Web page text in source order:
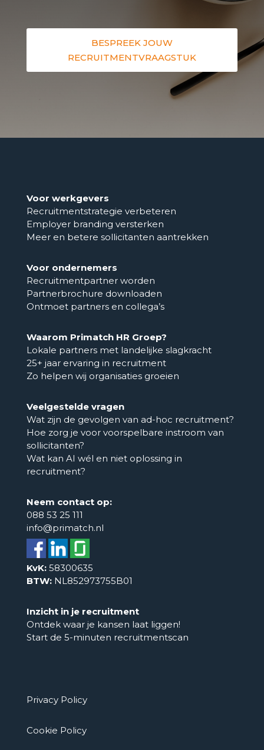
BESPREEK JOUW
RECRUITMENTVRAAGSTUK
Voor werkgevers
Recruitmentstrategie verbeteren
Employer branding versterken
Meer en betere sollicitanten aantrekken
Voor ondernemers
Recruitmentpartner worden
Partnerbrochure downloaden
Ontmoet partners en collega’s
Waarom Primatch HR Groep?
Lokale partners met landelijke slagkracht
25+ jaar ervaring in recruitment
Zo helpen wij organisaties groeien
Veelgestelde vragen
Wat zijn de gevolgen van ad-hoc recruitment?
Hoe zorg je voor voorspelbare instroom van
sollicitanten?
Wat kan AI wél en niet oplossing in
recruitment?
Neem contact op:
088 53 25 111
info@primatch.nl
KvK:58300635
BTW:NL852973755B01
Inzicht in je recruitment
Ontdek waar je kansen laat liggen!
Start de 5-minuten recruitmentscan
Privacy Policy
Cookie Policy